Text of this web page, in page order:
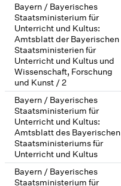
Bayern / Bayerisches
Staatsministerium für
Unterricht und Kultus:
Amtsblatt der Bayerischen
Staatsministerien für
Unterricht und Kultus und
Wissenschaft, Forschung
und Kunst / 2
Bayern / Bayerisches
Staatsministerium für
Unterricht und Kultus:
Amtsblatt des Bayerischen
Staatsministeriums für
Unterricht und Kultus
Bayern / Bayerisches
Staatsministerium für